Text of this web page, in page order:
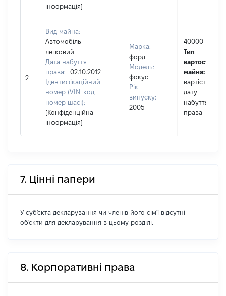
інформація]
2
Вид майна:
Автомобіль
легковий
Дата набуття
права:
02.10.2012
Ідентифікаційний
номер (VIN-код,
номер шасі):
[Конфіденційна
інформація]
Марка:
форд
Модель:
фокус
Рік
випуску:
2005
40000
Тип
вартості
майна:
вартість на
дату
набуття
права
7. Цінні папери
У суб'єкта декларування чи членів його сім'ї відсутні
об'єкти для декларування в цьому розділі.
8. Корпоративні права